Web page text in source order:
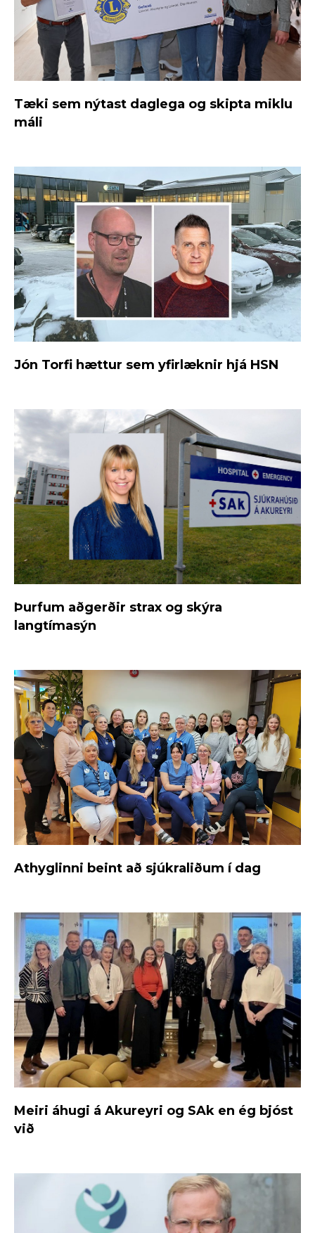
Tæki sem nýtast daglega og skipta miklu
máli
Jón Torfi hættur sem yfirlæknir hjá HSN
Þurfum aðgerðir strax og skýra
langtímasýn
Athyglinni beint að sjúkraliðum í dag
Meiri áhugi á Akureyri og SAk en ég bjóst
við